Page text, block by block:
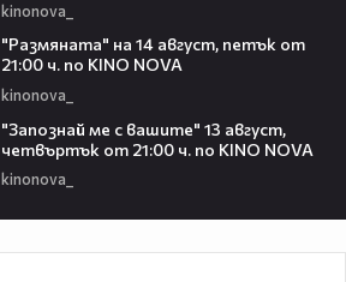
kinonova_
"Размянaта" на 14 август, петък от
21:00 ч. по KINO NOVA
kinonova_
"Запознай ме с вашите" 13 август,
четвъртък от 21:00 ч. по KINO NOVA
kinonova_